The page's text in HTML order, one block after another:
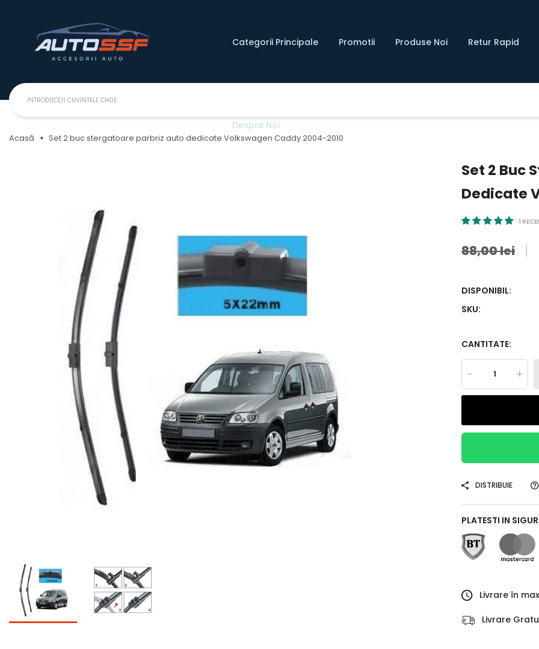
Categorii Principale Promotii Produse Noi Retur Rapid
Despre Noi
Acasă Set 2 buc stergatoare parbriz auto dedicate Volkswagen Caddy 2004-2010
Set 2 Buc
Dedicate
1
88,00 lei
DISPONIBIL:
SKU:
CANTITATE:
- +
DISTRIBUIE
PLATESTI IN
Livrare în
Livrare